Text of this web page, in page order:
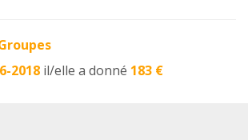
2018 il/elle a donné 183 €